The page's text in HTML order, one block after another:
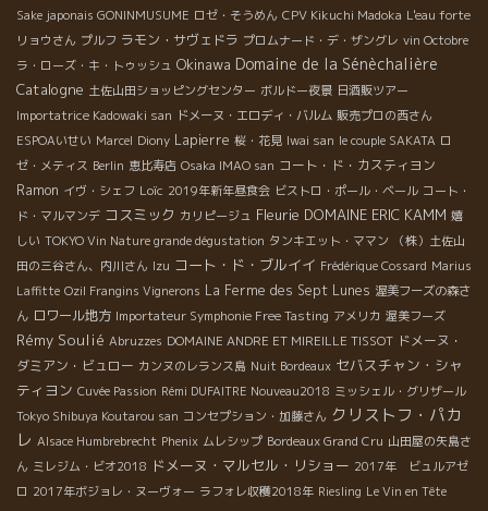
Sake japonais GONINMUSUME ロゼ・そうめん CPV Kikuchi Madoka L'eau forte
リョウさん プルフ ラモン・サヴェドラ プロムナード・デ・ザングレ vin Octobre
ラ・ローズ・キ・トゥッシュ Okinawa Domaine de la Sénèchalière
Catalogne 土佐山田ショッピングセンター ボルドー夜景 日酒販ツアー
Importatrice Kadowaki san ドメーヌ・エロディ・バルム 販売プロの西さん
ESPOAいせい Marcel Diony Lapierre 桜・花見 Iwai san le couple SAKATA ロ
ゼ・メティス Berlin 恵比寿店 Osaka IMAO san コート・ド・カスティヨン
Ramon イヴ・シェフ Loïc 2019年新年昼食会 ビストロ・ポール・ベール コート・
ド・マルマンデ コスミック カリピージュ Fleurie DOMAINE ERIC KAMM 嬉
しい TOKYO Vin Nature grande dégustation タンキエット・ママン
（株）土佐山
田の三谷さん、内川さん Izu コート・ド・ブルイイ Frédérique Cossard Marius
Laffitte Ozil Frangins Vignerons La Ferme des Sept Lunes 渥美フーズの森さ
ん ロワール地方 Importateur Symphonie Free Tasting アメリカ 渥美フーズ
Rémy Soulié Abruzzes DOMAINE ANDRE ET MIREILLE TISSOT ドメーヌ・
ダミアン・ビュロー カンヌのレランス島 Nuit Bordeaux セバスチャン・シャ
ティヨン Cuvée Passion Rémi DUFAITRE Nouveau2018 ミッシェル・グリザール
Tokyo Shibuya Koutarou san コンセプション・加藤さん クリストフ・パカ
レ Alsace Humbrebrecht Phenix ムレシップ Bordeaux Grand Cru 山田屋の矢島さ
ん ミレジム・ビオ2018 ドメーヌ・マルセル・リショー 2017年 ビュルアゼ
ロ 2017年ボジョレ・ヌーヴォー ラフォレ収穫2018年 Riesling Le Vin en Tête